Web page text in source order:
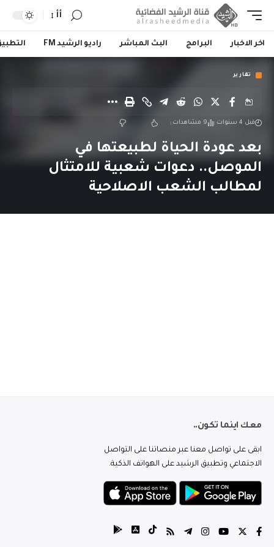
أأ
اخر الاخبار البرامج البث المباشر راديو الرشيد FM
تقارير
قبل 4 سنوات 9 مشاهدات
بعد عودة الحياة لطبيعتها في
الموصل.. دعوات شعبية للامتثال
لمطالب الشعب الاصلاحية
معك اينما تكون..
ابقى على تواصل معنا عبر منصاتنا على التواصل
الاجتماعي وتطبيق الرشيد على الهواتف الذكية.